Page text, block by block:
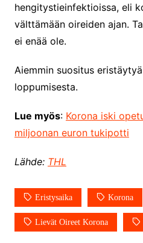
hengitystieinfektioissa, eli
välttämään oireiden ajan.
ei enää ole.
Aiemmin suositus
loppumisesta.
Lue myös: Korona iski
miljoonan euron tukipotti
Lähde: THL
Eristysaika Korona
Lievät Oireet Korona